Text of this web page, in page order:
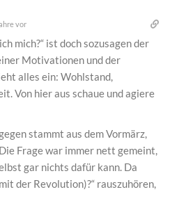
vor
mich?“ ist doch sozusagen der
Motivationen und der
alles ein: Wohlstand,
Von hier aus schaue und agiere
stammt aus dem Vormärz,
Frage war immer nett gemeint,
gar nichts dafür kann. Da
der Revolution)?“ rauszuhören,